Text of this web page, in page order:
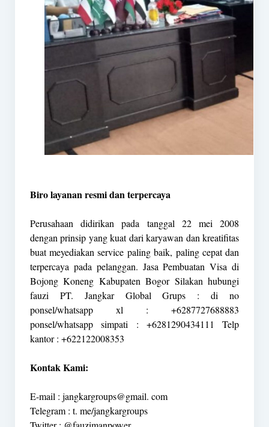
Biro layanan resmi dan terpercaya
Perusahaan didirikan pada tanggal 22 mei 2008
dengan prinsip yang kuat dari karyawan dan kreatifitas
buat meyediakan service paling baik, paling cepat dan
terpercaya pada pelanggan. Jasa Pembuatan Visa di
Bojong Koneng Kabupaten Bogor Silakan hubungi
fauzi PT. Jangkar Global Grups : di no
ponsel/whatsapp xl : +6287727688883
ponsel/whatsapp simpati : +6281290434111 Telp
kantor : +622122008353
Kontak Kami:
E-mail : jangkargroups@gmail. com
Telegram : t. me/jangkargroups